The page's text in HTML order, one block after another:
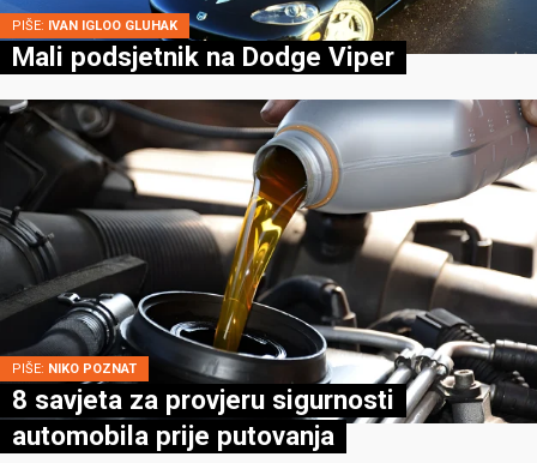
PIŠE: IVAN IGLOO GLUHAK
Mali podsjetnik na Dodge Viper
PIŠE: NIKO POZNAT
8 savjeta za provjeru sigurnosti
automobila prije putovanja